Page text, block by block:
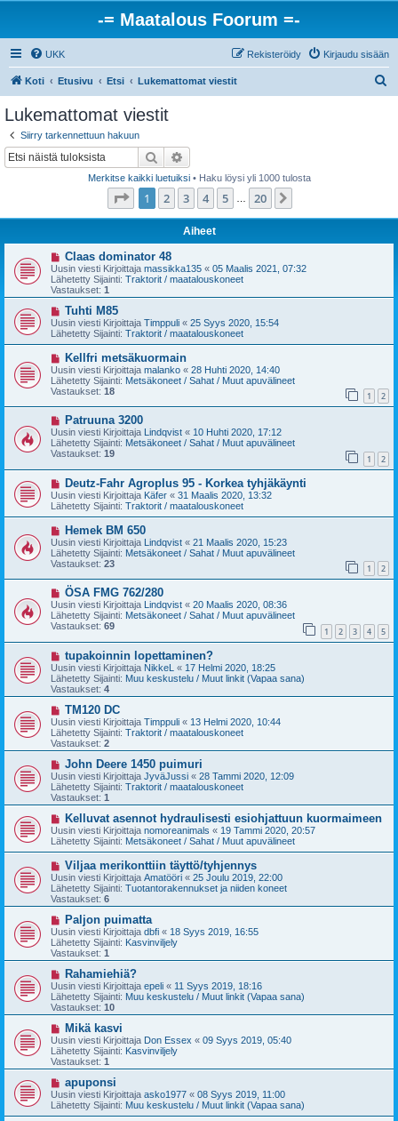
-= Maatalous Foorum =-
UKK Kirjaudu sisään
Rekisteröidy
Koti Etusivu Etsi Lukemattomat viestit
Lukemattomat viestit
Siirry tarkennettuun hakuun
Etsi
Merkitse kaikki luetuiksi• Haku löysi yli 1000 tulosta
Sivu /20
1 2 3 4 5 20
Aiheet
U
u
s
i
v
s
t
Claas dominator 48
Uusin viesti Kirjoittaja massikka135 « 05 Maalis 2021, 07:32
Lähetetty Sijainti: Traktorit / maatalouskoneet
Vastaukset: 1
U
u
s
i
v
e
s
t
i
Tuhti M85
Uusin viesti Kirjoittaja Timppuli « 25 Syys 2020, 15:54
Lähetetty Sijainti: Traktorit / maatalouskoneet
U
u
s
i
v
i
s
t
i
Kellfri metsäkuormain
Uusin viesti Kirjoittaja malanko « 28 Huhti 2020, 14:40
Lähetetty Sijainti: Metsäkoneet / Sahat / Muut apuvälineet
Vastaukset: 18 1 2
U
u
s
i
v
i
e
s
t
Patruuna 3200
Uusin viesti Kirjoittaja Lindqvist « 10 Huhti 2020, 17:12
Lähetetty Sijainti: Metsäkoneet / Sahat / Muut apuvälineet
Vastaukset: 19 1 2
U
u
s
i
v
e
s
t
i
Deutz-Fahr Agroplus 95 - Korkea tyhjäkäynti
Uusin viesti Kirjoittaja Käfer « 31 Maalis 2020, 13:32
Lähetetty Sijainti: Traktorit / maatalouskoneet
U
u
s
i
v
i
e
s
t
i
Hemek BM 650
Uusin viesti Kirjoittaja Lindqvist « 21 Maalis 2020, 15:23
Lähetetty Sijainti: Metsäkoneet / Sahat / Muut apuvälineet
Vastaukset: 23 1 2
U
u
s
i
i
e
s
t
i
ÖSA FMG 762/280
Uusin viesti Kirjoittaja Lindqvist « 20 Maalis 2020, 08:36
Lähetetty Sijainti: Metsäkoneet / Sahat / Muut apuvälineet
Vastaukset: 69 1 2 3 4 5
U
u
s
i
v
s
t
i
tupakoinnin lopettaminen?
Uusin viesti Kirjoittaja NikkeL « 17 Helmi 2020, 18:25
Lähetetty Sijainti: Muu keskustelu / Muut linkit (Vapaa sana)
Vastaukset: 4
U
u
s
i
v
e
s
t
i
TM120 DC
Uusin viesti Kirjoittaja Timppuli « 13 Helmi 2020, 10:44
Lähetetty Sijainti: Traktorit / maatalouskoneet
Vastaukset: 2
U
u
s
i
v
e
s
t
John Deere 1450 puimuri
Uusin viesti Kirjoittaja JyväJussi « 28 Tammi 2020, 12:09
Lähetetty Sijainti: Traktorit / maatalouskoneet
Vastaukset: 1
U
u
s
i
v
e
s
t
Kelluvat asennot hydraulisesti esiohjattuun kuormaimeen
Uusin viesti Kirjoittaja nomoreanimals « 19 Tammi 2020, 20:57
Lähetetty Sijainti: Metsäkoneet / Sahat / Muut apuvälineet
U
u
s
i
v
e
s
t
i
Viljaa merikonttiin täyttö/tyhjennys
Uusin viesti Kirjoittaja Amatööri « 25 Joulu 2019, 22:00
Lähetetty Sijainti: Tuotantorakennukset ja niiden koneet
Vastaukset: 6
U
u
s
i
v
e
s
t
i
Paljon puimatta
Uusin viesti Kirjoittaja dbfi « 18 Syys 2019, 16:55
Lähetetty Sijainti: Kasvinviljely
Vastaukset: 1
U
u
s
i
v
e
s
t
i
Rahamiehiä?
Uusin viesti Kirjoittaja epeli « 11 Syys 2019, 18:16
Lähetetty Sijainti: Muu keskustelu / Muut linkit (Vapaa sana)
Vastaukset: 10
U
u
s
i
v
e
s
t
Mikä kasvi
Uusin viesti Kirjoittaja Don Essex « 09 Syys 2019, 05:40
Lähetetty Sijainti: Kasvinviljely
Vastaukset: 1
U
u
s
i
apuponsi
Uusin viesti Kirjoittaja asko1977 « 08 Syys 2019, 11:00
Lähetetty Sijainti: Muu keskustelu / Muut linkit (Vapaa sana)